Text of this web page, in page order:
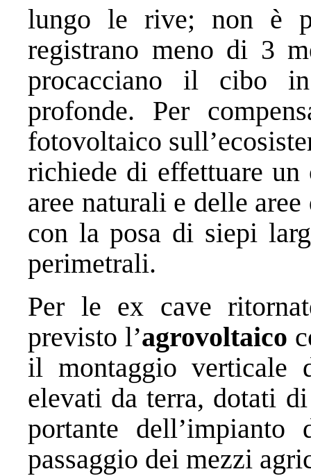
lungo le rive; non è
registrano meno di 3
procacciano il cibo
profonde. Per
fotovoltaico
richiede di effettuare un
aree naturali e delle
con la posa di siepi
perimetrali.
Per le ex cave
previsto l’agrovoltaico
il montaggio verticale
elevati da terra, dotati
portante dell’impianto
passaggio dei mezzi